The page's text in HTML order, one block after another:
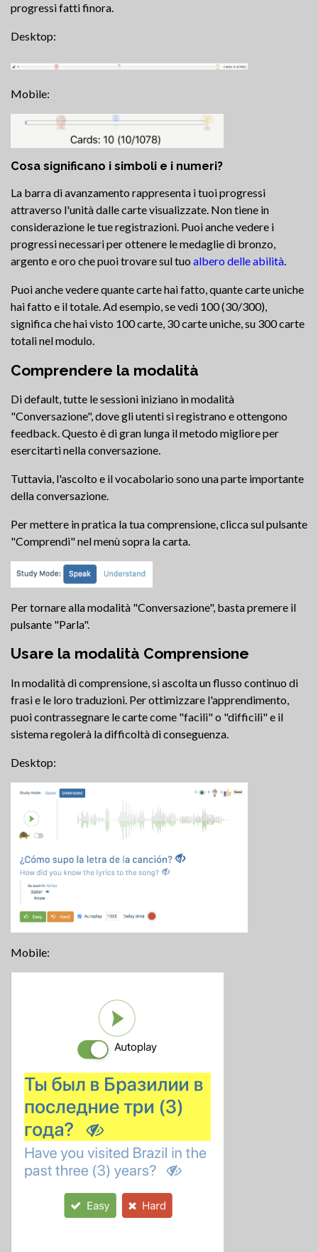
progressi fatti finora.
Desktop:
Mobile:
Cosa significano i simboli e i numeri?
La barra di avanzamento rappresenta i tuoi progressi
attraverso l'unità dalle carte visualizzate. Non tiene in
considerazione le tue registrazioni. Puoi anche vedere i
progressi necessari per ottenere le medaglie di bronzo,
argento e oro che puoi trovare sul tuo albero delle abilità.
Puoi anche vedere quante carte hai fatto, quante carte uniche
hai fatto e il totale. Ad esempio, se vedi 100 (30/300),
significa che hai visto 100 carte, 30 carte uniche, su 300 carte
totali nel modulo.
Comprendere la modalità
Di default, tutte le sessioni iniziano in modalità
"Conversazione", dove gli utenti si registrano e ottengono
feedback. Questo è di gran lunga il metodo migliore per
esercitarti nella conversazione.
Tuttavia, l'ascolto e il vocabolario sono una parte importante
della conversazione.
Per mettere in pratica la tua comprensione, clicca sul pulsante
"Comprendi" nel menù sopra la carta.
Per tornare alla modalità "Conversazione", basta premere il
pulsante "Parla".
Usare la modalità Comprensione
In modalità di comprensione, si ascolta un flusso continuo di
frasi e le loro traduzioni. Per ottimizzare l'apprendimento,
puoi contrassegnare le carte come "facili" o "difficili" e il
sistema regolerà la difficoltà di conseguenza.
Desktop:
Mobile: